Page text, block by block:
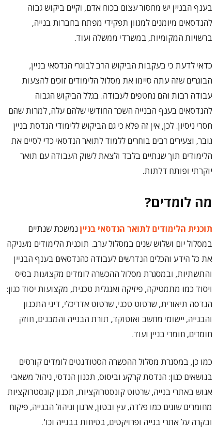
בענף הבניין יש מחסור עצום בכוח אדם, וקיים ביקוש גבוה
להנדסאים מיומנים למגוון תפקידי מפתח בחברות בנייה,
ברשויות המקומיות, במשרדי ממשלה ועוד.
כדאי לדעת כי בעקבות הביקוש הרב לבוגרי הנדסאי בניין,
הבוגרים שזה עתה סיימו את מסלול הלימודים זוכים להצעות
עבודה רבות והם נחטפים לעבודה. בגלל הביקוש הגבוה
להנדסאים בענף הבנייה השכר החודשי שלהם עלה, למרות שהם
חסרי ניסיון. לכן, אין זה פלא כי גם הביקוש ללימודי הנדסת בניין
גובר, וצעירים רבים בוחרים ללמוד לתואר הנדסאי כדי לסיים את
הלימודים תוך שנתיים בלבד ולצאת לשוק העבודה עם תואר
יוקרתי ופותח דלתות.
מה לומדים?
תוכנית הלימודים לתואר הנדסאי בנייןנמשכת שנתיים
במסלול יום ושלוש שנים במסלול ערב. תוכנית הלימודים מעניקה
את כל הידע והכלים הנדרשים לעבודה כהנדסאים בענף הבניין
והתשתיות, ובמסגרת מסלול ההכשרה לומדים מקצועות בסיס
ויסוד כמו מתמטיקה, פיזיקה ואנגלית טכנית, מקצועות יסוד כגון:
הנדסה תיאורית, שרטוט טכני, שרטוט אדריכלי, דיני התכנון
והבנייה, יישומי מחשב ואוטוקד, תורת הבנייה והמבנים, חוזק
חומרים, חומרי בניין ועוד.
כמו כן, במסגרת מסלול ההכשרה הסטודנטים לומדים קורסים
בנושאים כגון: הנדסת קרקע וביסוס, תכנון הנדסי, ניהול משאבי
אנוש באתרי בנייה, שרטוט קונסטרוקציות, תכנון קונסטרוקציות
מחומרים שונים כמו פלדה, עץ ובטון, ארגון וניהול הבנייה, פיקוח
ובקרה על אתרי בנייה ופרויקטים, בטיחות בבנייה וכו'.